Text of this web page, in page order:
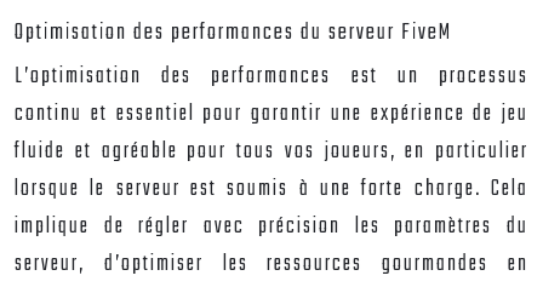
Optimisation des performances du serveur FiveM
L’optimisation des performances est un processus
continu et essentiel pour garantir une expérience de jeu
fluide et agréable pour tous vos joueurs, en particulier
lorsque le serveur est soumis à une forte charge. Cela
implique de régler avec précision les paramètres du
serveur, d’optimiser les ressources gourmandes en